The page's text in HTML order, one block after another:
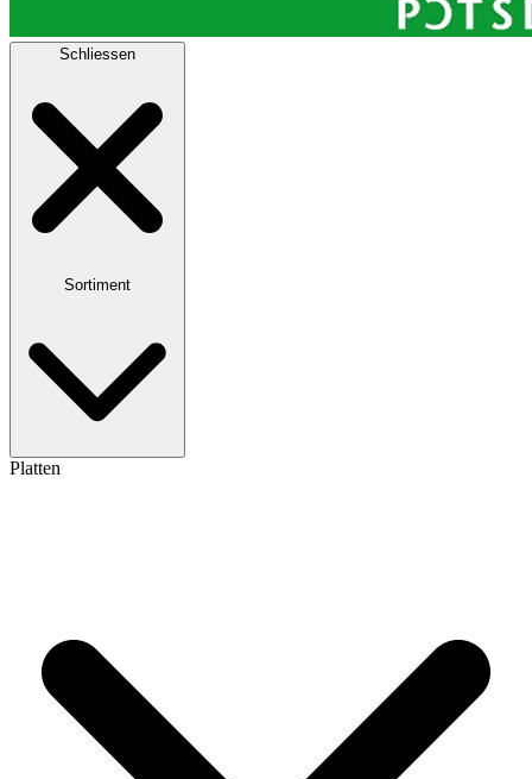
Schliessen
Sortiment
Platten